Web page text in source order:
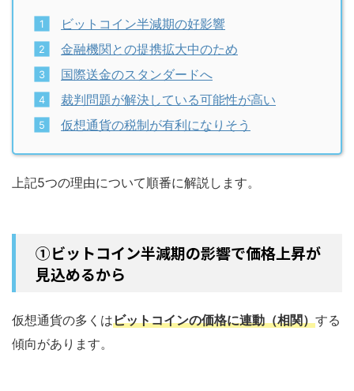
ビットコイン半減期の好影響
金融機関との提携拡大中のため
国際送金のスタンダードへ
裁判問題が解決している可能性が高い
仮想通貨の税制が有利になりそう
上記5つの理由について順番に解説します。
①ビットコイン半減期の影響で価格上昇が
見込めるから
仮想通貨の多くはビットコインの価格に連動（相関）する
傾向があります。